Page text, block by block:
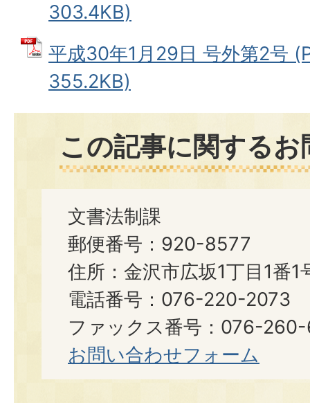
303.4KB)
平成30年1月29日 号外第2号
355.2KB)
この記事に関する
文書法制課
郵便番号：920-8577
住所：金沢市広坂1丁目1番1
電話番号：076-220-2073
ファックス番号：076-
お問い合わせフォーム